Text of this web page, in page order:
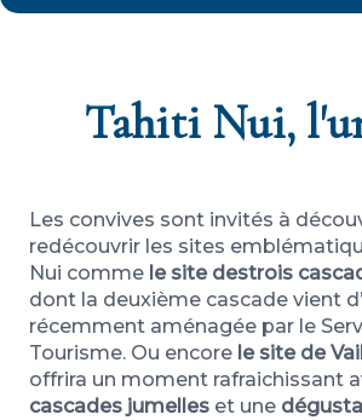
Tahiti Nui,
Les convives sont invités à
redécouvrir les sites
Nui comme le site destrois
dont la deuxième cascade vient
récemment aménagée par le
Tourisme. Ou encore le site de
offrira un moment rafraichissant
cascades jumelles et une